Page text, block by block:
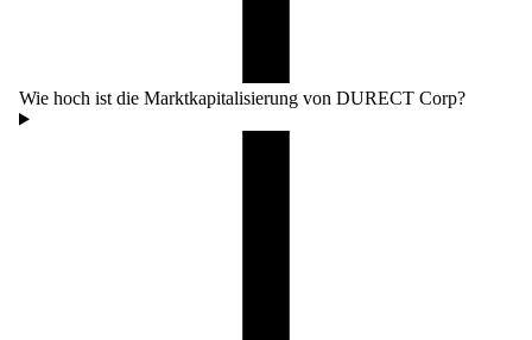
Wie hoch ist die Marktkapitalisierung von DURECT Corp?